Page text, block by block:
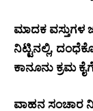
ಮಾದಕ ವಸ್ತುಗಳ
ನಿಟ್ಟಿನಲ್ಲಿ,
ಕಾನೂನು ಕ್ರಮ
ವಾಹನ ಸಂಚಾರ